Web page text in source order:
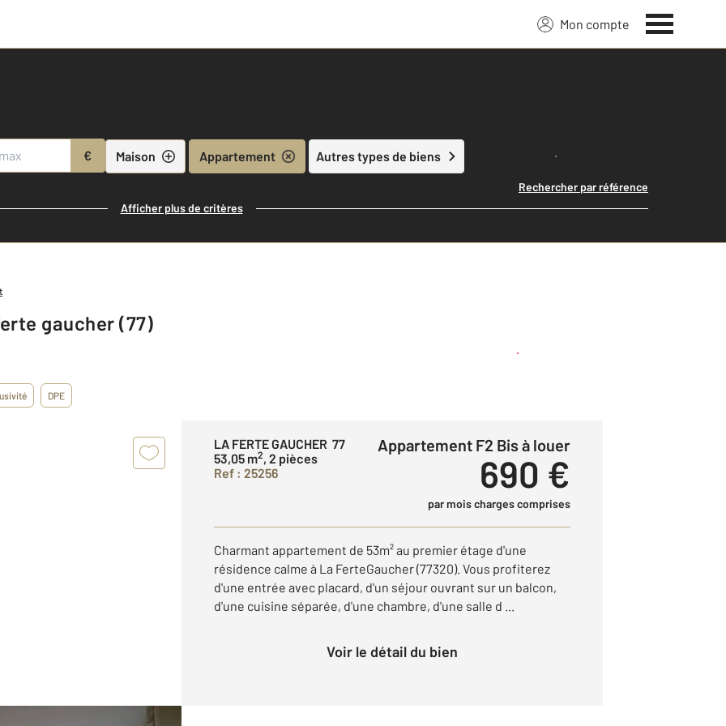
Mon compte
€ Maison Appartement Autres types de biens Lancer ma recherche
Rechercher par référence
Afficher plus de critères
gaucher (77)
Créer une alerte
DPE
LA FERTE GAUCHER 77
53,05 m2, 2 pièces
Ref : 25256
Appartement F2 Bis à louer
690 €
par mois charges comprises
Charmant appartement de 53m² au premier étage d'une
résidence calme à La FerteGaucher (77320). Vous profiterez
d'une entrée avec placard, d'un séjour ouvrant sur un balcon,
d'une cuisine séparée, d'une chambre, d'une salle d ...
Voir le détail du bien